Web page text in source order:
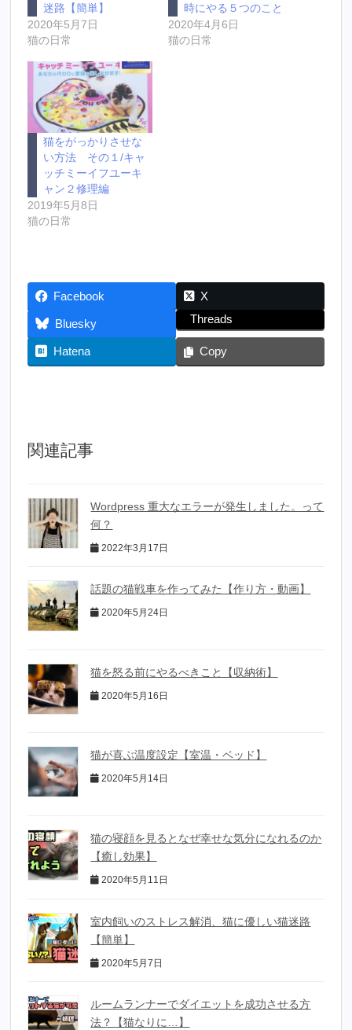
迷路【簡単】
2020年5月7日
猫の日常
時にやる５つのこと
2020年4月6日
猫の日常
猫をがっかりさせな
い方法 その１/キャ
ッチミーイフユーキ
ャン２修理編
2019年5月8日
猫の日常
Facebook X
Bluesky Threads
Hatena Copy
関連記事
Wordpress 重大なエラーが発生しました。って
何？
2022年3月17日
話題の猫戦車を作ってみた【作り方・動画】
2020年5月24日
猫を怒る前にやるべきこと【収納術】
2020年5月16日
猫が喜ぶ温度設定【室温・ベッド】
2020年5月14日
猫の寝顔を見るとなぜ幸せな気分になれるのか
【癒し効果】
2020年5月11日
室内飼いのストレス解消、猫に優しい猫迷路
【簡単】
2020年5月7日
ルームランナーでダイエットを成功させる方
法？【猫なりに…】